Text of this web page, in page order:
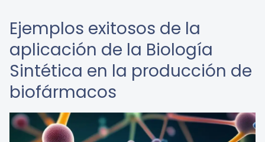
Ejemplos exitosos de la
aplicación de la Biología
Sintética en la producción de
biofármacos